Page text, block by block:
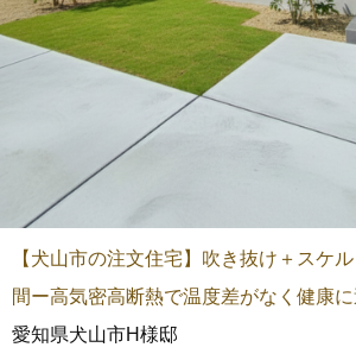
【犬山市の注文住宅】吹き抜け＋スケ
間ー高気密高断熱で温度差がなく健康
愛知県犬山市H様邸